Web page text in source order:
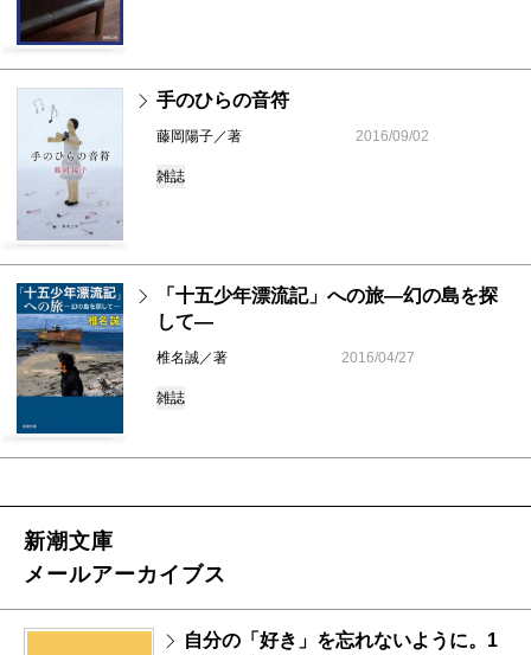
手のひらの音符
藤岡陽子／著 2016/09/02
雑誌
「十五少年漂流記」への旅―幻の島を探
して―
椎名誠／著 2016/04/27
雑誌
新潮文庫
メールアーカイブス
自分の「好き」を忘れないように。1